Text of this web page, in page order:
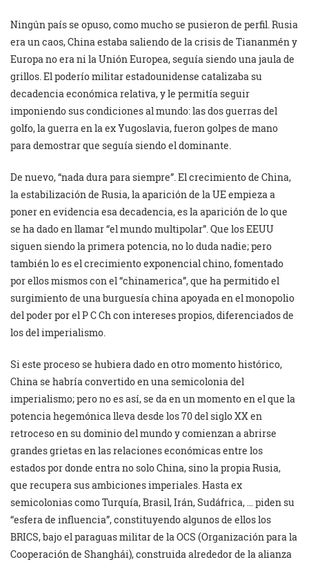
Ningún país se opuso, como mucho se pusieron de perfil. Rusia
era un caos, China estaba saliendo de la crisis de Tiananmén y
Europa no era ni la Unión Europea, seguía siendo una jaula de
grillos. El poderío militar estadounidense catalizaba su
decadencia económica relativa, y le permitía seguir
imponiendo sus condiciones al mundo: las dos guerras del
golfo, la guerra en la ex Yugoslavia, fueron golpes de mano
para demostrar que seguía siendo el dominante.
De nuevo, “nada dura para siempre”. El crecimiento de China,
la estabilización de Rusia, la aparición de la UE empieza a
poner en evidencia esa decadencia, es la aparición de lo que
se ha dado en llamar “el mundo multipolar”. Que los EEUU
siguen siendo la primera potencia, no lo duda nadie; pero
también lo es el crecimiento exponencial chino, fomentado
por ellos mismos con el “chinamerica”, que ha permitido el
surgimiento de una burguesía china apoyada en el monopolio
del poder por el P C Ch con intereses propios, diferenciados de
los del imperialismo.
Si este proceso se hubiera dado en otro momento histórico,
China se habría convertido en una semicolonia del
imperialismo; pero no es así, se da en un momento en el que la
potencia hegemónica lleva desde los 70 del siglo XX en
retroceso en su dominio del mundo y comienzan a abrirse
grandes grietas en las relaciones económicas entre los
estados por donde entra no solo China, sino la propia Rusia,
que recupera sus ambiciones imperiales. Hasta ex
semicolonias como Turquía, Brasil, Irán, Sudáfrica, … piden su
“esfera de influencia”, constituyendo algunos de ellos los
BRICS, bajo el paraguas militar de la OCS (Organización para la
Cooperación de Shanghái), construida alrededor de la alianza